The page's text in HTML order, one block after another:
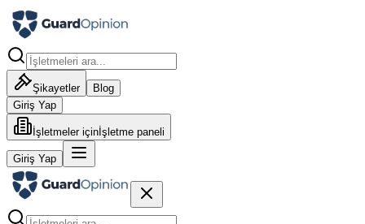
Şikayetler
Blog
Giriş Yap
İşletmeler için İşletme paneli
Giriş Yap